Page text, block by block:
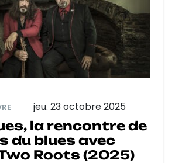
jeu. 23 octobre 2025
la rencontre de
du blues avec
Roots (2025)